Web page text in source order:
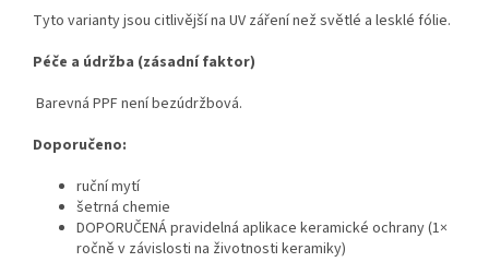
Tyto varianty jsou citlivější na UV záření než světlé a lesklé fólie.
Péče a údržba (zásadní faktor)
Barevná PPF není bezúdržbová.
Doporučeno:
ruční mytí
šetrná chemie
DOPORUČENÁ pravidelná aplikace keramické ochrany (1×
ročně v závislosti na životnosti keramiky)